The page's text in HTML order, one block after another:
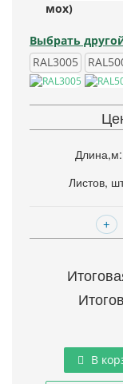
мох)
Выбрать
RAL3005
Длина,м:
Листов,
В